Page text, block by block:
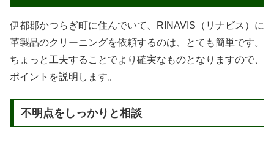
伊都郡かつらぎ町に住んでいて、RINAVIS（リナビス）に
革製品のクリーニングを依頼するのは、とても簡単です。
ちょっと工夫することでより確実なものとなりますので、
ポイントを説明します。
不明点をしっかりと相談